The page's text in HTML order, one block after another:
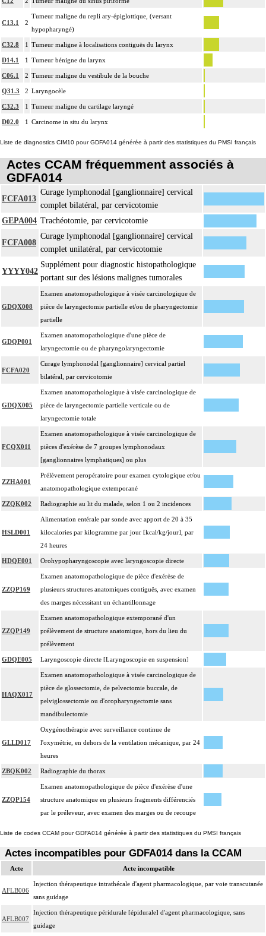
C13.1 2
Tumeur maligne du repli ary-épiglottique, (versant
hypopharyngé)
C32.8 1 Tumeur maligne à localisations contiguës du larynx
D14.1 1 Tumeur bénigne du larynx
C06.1 2 Tumeur maligne du vestibule de la bouche
Q31.3 2 Laryngocèle
C32.3 1 Tumeur maligne du cartilage laryngé
D02.0 1 Carcinome in situ du larynx
Liste de diagnostics CIM10 pour GDFA014 générée à partir des statistiques du PMSI français
Actes CCAM fréquemment associés à
GDFA014
FCFA013
Curage lymphonodal [ganglionnaire] cervical
complet bilatéral, par cervicotomie
GEPA004 Trachéotomie, par cervicotomie
FCFA008
Curage lymphonodal [ganglionnaire] cervical
complet unilatéral, par cervicotomie
YYYY042
Supplément pour diagnostic histopathologique
portant sur des lésions malignes tumorales
GDQX008
Examen anatomopathologique à visée carcinologique de
pièce de laryngectomie partielle et/ou de pharyngectomie
partielle
GDQP001
Examen anatomopathologique d'une pièce de
laryngectomie ou de pharyngolaryngectomie
FCFA020
Curage lymphonodal [ganglionnaire] cervical partiel
bilatéral, par cervicotomie
GDQX005
Examen anatomopathologique à visée carcinologique de
pièce de laryngectomie partielle verticale ou de
laryngectomie totale
FCQX011
Examen anatomopathologique à visée carcinologique de
pièces d'exérèse de 7 groupes lymphonodaux
[ganglionnaires lymphatiques] ou plus
ZZHA001
Prélèvement peropératoire pour examen cytologique et/ou
anatomopathologique extemporané
ZZQK002 Radiographie au lit du malade, selon 1 ou 2 incidences
HSLD001
Alimentation entérale par sonde avec apport de 20 à 35
kilocalories par kilogramme par jour [kcal/kg/jour], par
24 heures
HDQE001 Orohypopharyngoscopie avec laryngoscopie directe
ZZQP169
Examen anatomopathologique de pièce d'exérèse de
plusieurs structures anatomiques contiguës, avec examen
des marges nécessitant un échantillonnage
ZZQP149
Examen anatomopathologique extemporané d'un
prélèvement de structure anatomique, hors du lieu du
prélèvement
GDQE005 Laryngoscopie directe [Laryngoscopie en suspension]
HAQX017
Examen anatomopathologique à visée carcinologique de
pièce de glossectomie, de pelvectomie buccale, de
pelviglossectomie ou d'oropharyngectomie sans
mandibulectomie
GLLD017
Oxygénothérapie avec surveillance continue de
l'oxymétrie, en dehors de la ventilation mécanique, par 24
heures
ZBQK002 Radiographie du thorax
ZZQP154
Examen anatomopathologique de pièce d'exérèse d'une
structure anatomique en plusieurs fragments différenciés
par le préleveur, avec examen des marges ou de recoupe
Liste de codes CCAM pour GDFA014 générée à partir des statistiques du PMSI français
Actes incompatibles pour GDFA014 dans la CCAM
Acte Acte incompatible
AFLB006
Injection thérapeutique intrathécale d'agent pharmacologique, par voie transcutanée
sans guidage
AFLB007
Injection thérapeutique péridurale [épidurale] d'agent pharmacologique, sans
guidage